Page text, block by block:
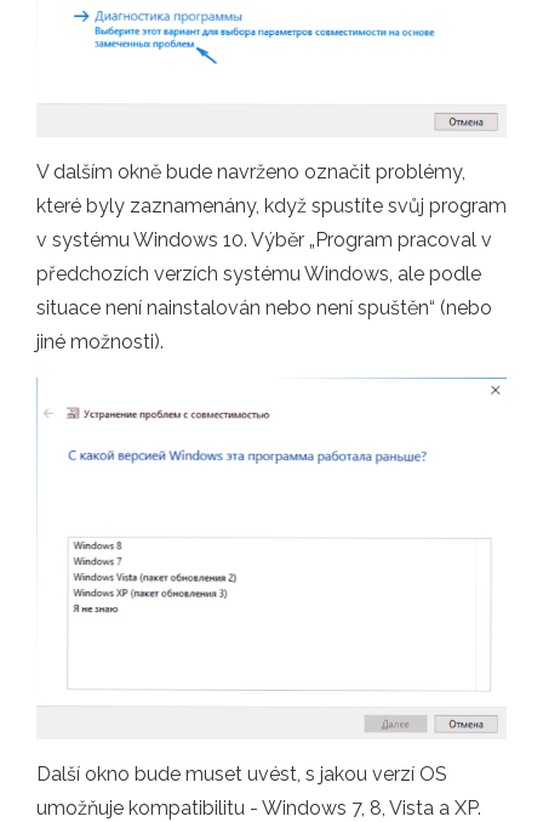
V dalším okně bude navrženo označit problémy,
které byly zaznamenány, když spustíte svůj program
v systému Windows 10. Výběr „Program pracoval v
předchozích verzích systému Windows, ale podle
situace není nainstalován nebo není spuštěn“ (nebo
jiné možnosti).
Další okno bude muset uvést, s jakou verzí OS
umožňuje kompatibilitu - Windows 7, 8, Vista a XP.